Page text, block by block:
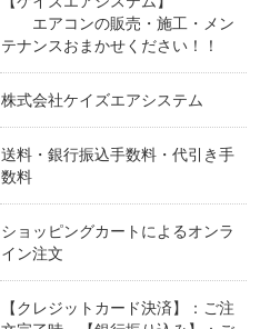
エアコンの販売・施工・メン
テナンスおまかせください！！
株式会社ケイズエアシステム
送料・銀行振込手数料・代引き手
数料
ショッピングカートによるオンラ
イン注文
【クレジットカード決済】：ご注